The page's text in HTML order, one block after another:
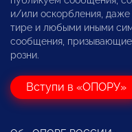
и/или оскорбления, даже
тире и любыми иными
сообщения,
розни.
Вступи в «ОПОРУ»